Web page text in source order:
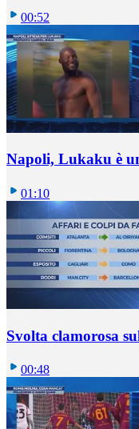
00:52
Napoli, Lukaku è
01:10
Svolta clamorosa
00:48